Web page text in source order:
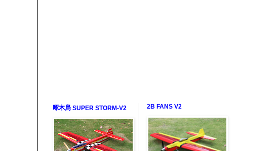
啄木鳥 SUPER STORM-V2 2B FANS V2